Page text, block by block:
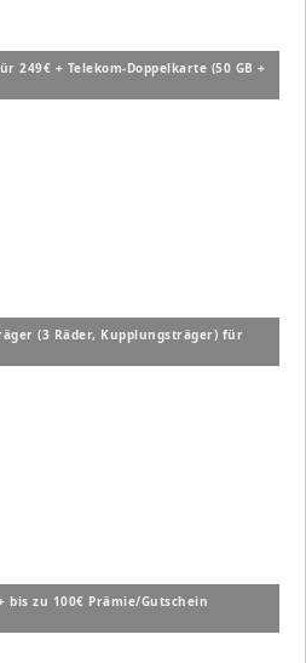
249€ + Telekom-Doppelkarte (50 GB +
(3 Räder, Kupplungsträger) für
bis zu 100€ Prämie/Gutschein